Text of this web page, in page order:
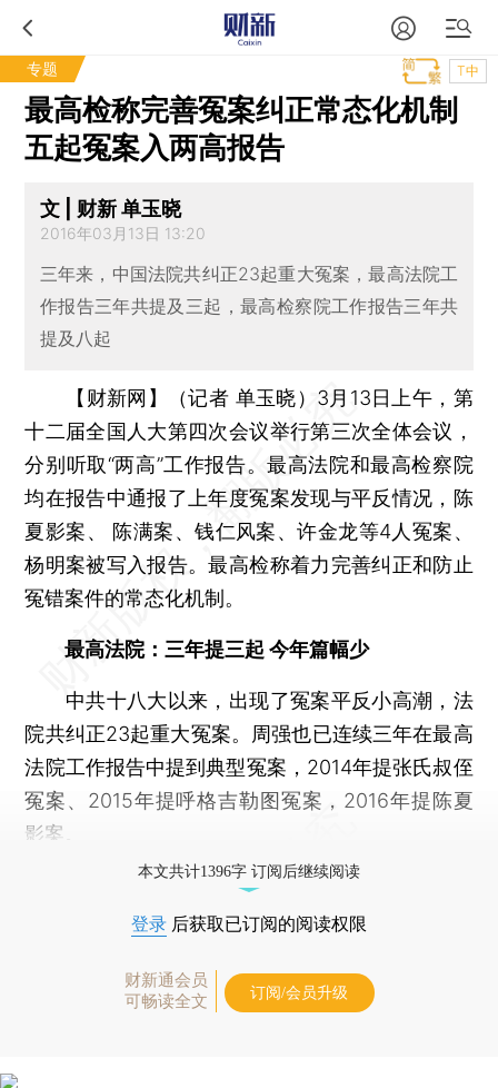
专题 T中
最高检称完善冤案纠正常态化机制
五起冤案入两高报告
文 | 财新 单玉晓
2016年03月13日 13:20
三年来，中国法院共纠正23起重大冤案，最高法院工
作报告三年共提及三起，最高检察院工作报告三年共
提及八起
【财新网】（记者 单玉晓） 3月13日上午，第
十二届全国人大第四次会议举行第三次全体会议，
分别听取“两高”工作报告。最高法院和最高检察院
均在报告中通报了上年度冤案发现与平反情况，陈
夏影案、 陈满案、钱仁风案、许金龙等4人冤案、
杨明案被写入报告。最高检称着力完善纠正和防止
冤错案件的常态化机制。
最高法院：三年提三起 今年篇幅少
中共十八大以来，出现了冤案平反小高潮，法
院共纠正23起重大冤案。周强也已连续三年在最高
法院工作报告中提到典型冤案，2014年提张氏叔侄
冤案、2015年提呼格吉勒图冤案，2016年提陈夏
影案。
本文共计1396字 订阅后继续阅读
登录 后获取已订阅的阅读权限
财新通会员
可畅读全文
订阅/会员升级